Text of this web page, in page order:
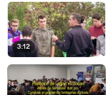
3:12